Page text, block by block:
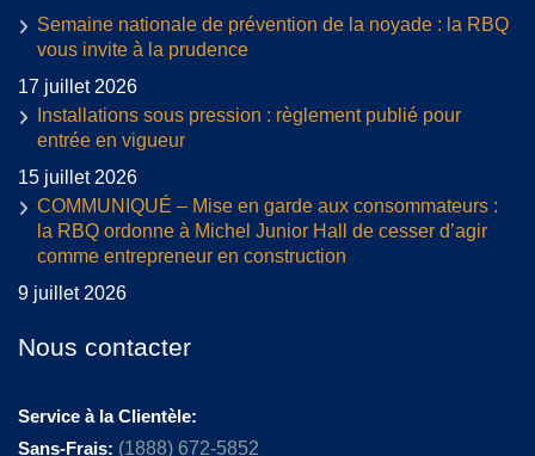
Semaine nationale de prévention de la noyade : la RBQ
vous invite à la prudence
17 juillet 2026
Installations sous pression : règlement publié pour
entrée en vigueur
15 juillet 2026
COMMUNIQUÉ – Mise en garde aux consommateurs :
la RBQ ordonne à Michel Junior Hall de cesser d’agir
comme entrepreneur en construction
9 juillet 2026
Nous contacter
Service à la Clientèle:
Sans-Frais: (1888) 672-5852